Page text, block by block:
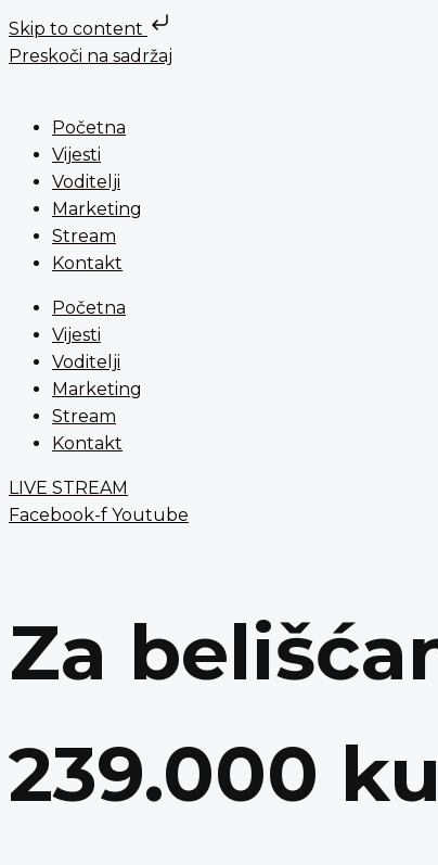
Skip to content
Preskoči na sadržaj
Početna
Vijesti
Voditelji
Marketing
Stream
Kontakt
Početna
Vijesti
Voditelji
Marketing
Stream
Kontakt
LIVE STREAM
Facebook-f Youtube
Za
239.000